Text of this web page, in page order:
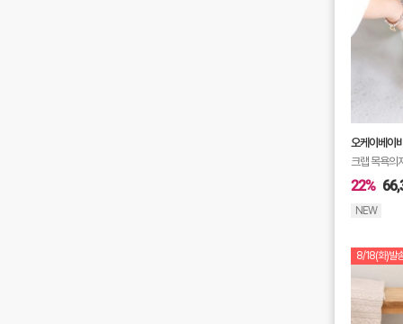
오케이베이
크랩 목욕의
22%
NEW
8/18(화)발